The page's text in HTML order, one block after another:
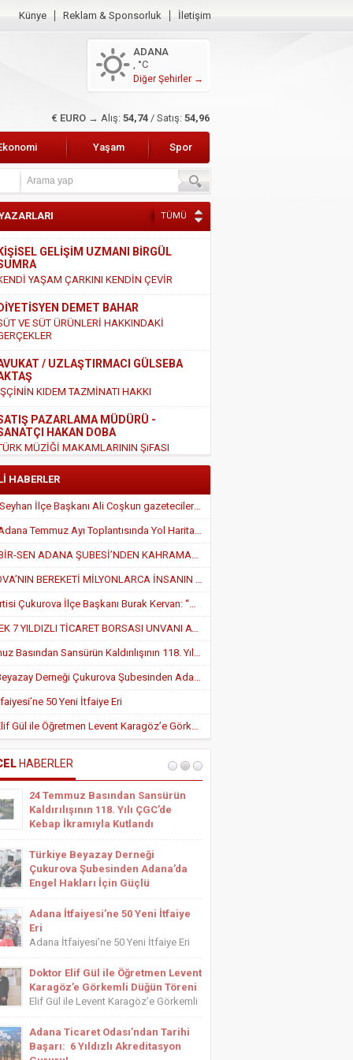
Künye Reklam & Sponsorluk İletişim
ADANA
, °C
Diğer Şehirler →
$ DOLAR → Alış: 47,49 / Satış: 47,68
Yaşam Spor
TÜMÜ
KİŞİSEL GELİŞİM UZMANI BİRGÜL
YAŞAM ÇARKINI KENDİN ÇEVİR
DİYETİSYEN DEMET BAHAR
VE SÜT ÜRÜNLERİ HAKKINDAKİ
AVUKAT / UZLAŞTIRMACI GÜLSEBA
KIDEM TAZMİNATI HAKKI
SATIŞ PAZARLAMA MÜDÜRÜ -
HAKAN DOBA
MÜZİĞİ MAKAMLARININ ŞiFASI
- YAZAR HALİL KIRIK
AMA NASIL ?
KİŞİSEL GELİŞİM UZMANI - EĞİTİMCİ-
- NİHAYET YILDIRIM
FOBİSİNİN NEDENLERİ
MÜŞAVİR - 7/24 MEDYA GAZETESİ
SAHİBİ ÖZLEM PEKDURANER
MERT ARIOĞLU: “İYİ NİYETLİ
MAĞDURİYETİNİ
ÖNEMLİ BİR ADIM ATILIYOR.”
- ARAŞTIRMACI- YAZAR
DOĞAN
MEDENİYETLERİ İNŞÂ EDEN YAPI
MALİ MÜŞAVİR - SORUMLU
BAŞDENETÇİ VAHİT MENTER
Teşvik Düzenlemesi ile Adana’da
Uygulanan Vergisel Avantajlar
HASTALIKLARI UZMANI DR. YUSUF
BİR BUZDAĞI
ASİYE UYANIK
Ayak Bakımı
HABERLER
AK Parti Seyhan İlçe Başkanı Ali Coşkun gazetecilerle buluştu: “Kapımız her zaman açık”
TÜGEM Adana Temmuz Ayı Toplantısında Yol Haritası Belirlendi
EĞİTİM-BİR-SEN ADANA ŞUBESİ’NDEN KAHRAMANMARAŞ’A VEFA VE DAYANIŞMA ÇIKARMASI
ÇUKUROVA’NIN BEREKETİ MİLYONLARCA İNSANIN SOFRASINA KATKI SAĞLIYOR
Zafer Partisi Çukurova İlçe Başkanı Burak Kervan: “Çukurova Adım Adım Zafer’e Yürüyor”
İLK VE TEK 7 YILDIZLI TİCARET BORSASI UNVANI ATB’NİN
24 Temmuz Basından Sansürün Kaldırılışının 118. Yılı ÇGC’de Kebap İkramıyla Kutlandı
Türkiye Beyazay Derneği Çukurova Şubesinden Adana’da Engel Hakları İçin Güçlü Farkındalık Konferansı
50 Yeni İtfaiye Eri
Doktor Elif Gül ile Öğretmen Levent Karagöz’e Görkemli Düğün Töreni
HABERLER
24 Temmuz Basından Sansürün
Kaldırılışının 118. Yılı ÇGC’de
Kebap İkramıyla Kutlandı
Kaldırılışının 118. Yılı ÇGC’de Kebap
İkramıyla Kutlandı 24 Temmuz
Basından Sansürün Kaldırılışının 118.
Gazeteciler Cemiyeti tarafından
düzenlenen etkinlikte gazeteciler bir
araya geldi....
Türkiye Beyazay Derneği
Çukurova Şubesinden Adana’da
Engel Hakları İçin Güçlü
Türkiye Beyazay Derneği Çukurova
Şubesinden Adana’da Engel Hakları
İçin Güçlü Farkındalık Konferansı
Şubesi tarafından düzenlenen
“Engellinin Engelli Haklarının Farkında
mıyız? Hak Bilinci, Erişilebilirlik ve
Toplumsal Farkındalık...
Adana İtfaiyesi’ne 50 Yeni İtfaiye
Eri
Adana İtfaiyesi’ne 50 Yeni İtfaiye Eri
Daire Başkanlığı bünyesinde göreve
başlayacak 50 yeni itfaiye eri için
yemin töreni düzenlendi. Törene
Vekili...
Doktor Elif Gül ile Öğretmen Levent
Karagöz’e Görkemli Düğün Töreni
Elif Gül ile Levent Karagöz’e Görkemli
Mali Müşavir ve Adana Serbest
Muhasebeci Mali Müşavirler Odası
Adana Ticaret Odası’ndan Tarihi
Başarı: 6 Yıldızlı Akreditasyon